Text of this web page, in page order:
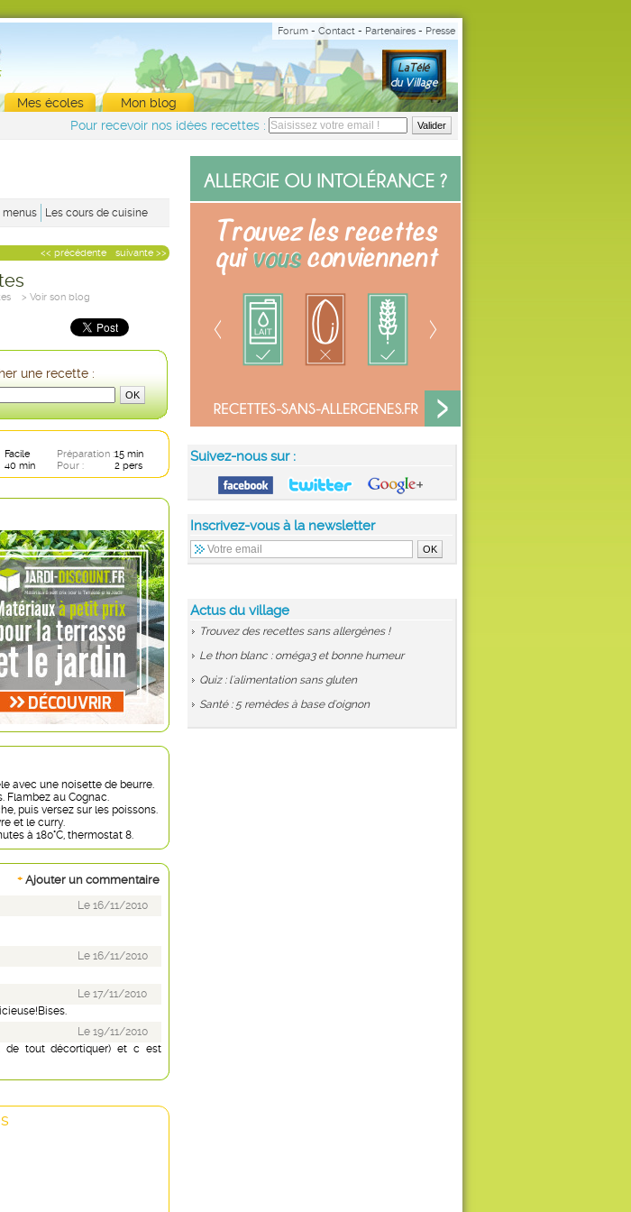
Forum - Contact - Partenaires - Presse
Mes écoles
Mon blog
Pour recevoir nos idées recettes :
Suivez-nous sur :
Inscrivez-vous à la newsletter
Actus du village
Trouvez des recettes sans allergènes !
Le thon blanc : oméga3 et bonne humeur
Quiz : l'alimentation sans gluten
Santé : 5 remèdes à base d'oignon
menus Les cours de cuisine
suivante >>
<< précédente
> Voir son blog
une recette :
Facile Préparation :15 min
40 min Pour : 2 pers
avec une noisette de beurre.
Flambez au Cognac.
puis versez sur les poissons.
et le curry.
à 180°C, thermostat 8.
+ Ajouter un commentaire
Le 16/11/2010
Le 16/11/2010
Le 17/11/2010
Le 19/11/2010
tout décortiquer) et c est